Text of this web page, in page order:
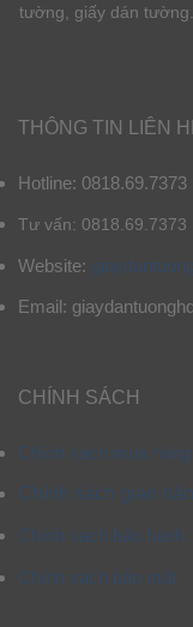
tường, giấy dán
THÔNG TIN LIÊN
Hotline: 0818.69.7373
Tư vấn: 0818.69.7373
Website:
Email:
CHÍNH SÁCH
Chính sách mua hàng
Chính sách giao
Chính sách bảo hành
Chính sách bảo mật